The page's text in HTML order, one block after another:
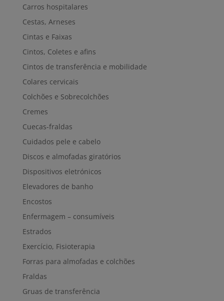
Carros hospitalares
Cestas, Arneses
Cintas e Faixas
Cintos, Coletes e afins
Cintos de transferência e mobilidade
Colares cervicais
Colchões e Sobrecolchões
Cremes
Cuecas-fraldas
Cuidados pele e cabelo
Discos e almofadas giratórios
Dispositivos eletrónicos
Elevadores de banho
Encostos
Enfermagem – consumíveis
Estrados
Exercício, Fisioterapia
Forras para almofadas e colchões
Fraldas
Gruas de transferência